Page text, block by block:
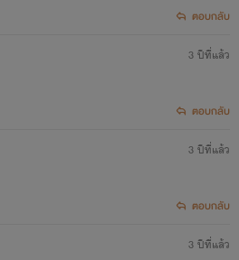
ตอบกลับ
3 ปีที่แล้ว
ตอบกลับ
3 ปีที่แล้ว
ตอบกลับ
3 ปีที่แล้ว